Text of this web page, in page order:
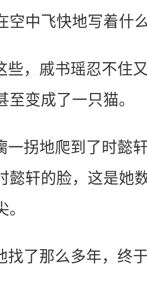
空中飞快地写着什
些，戚书瑶忍不住
至变成了一只猫。
一拐地爬到了时懿
懿轩的脸，这是她
找了那么多年，终